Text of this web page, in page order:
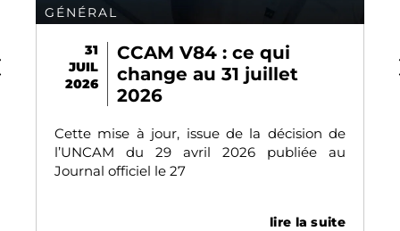
GÉNÉRAL
31
JUIL
2026
CCAM V84 : ce qui
change au 31 juillet
2026
Cette mise à jour, issue de la décision de
l’UNCAM du 29 avril 2026 publiée au
Journal officiel le 27
lire la suite